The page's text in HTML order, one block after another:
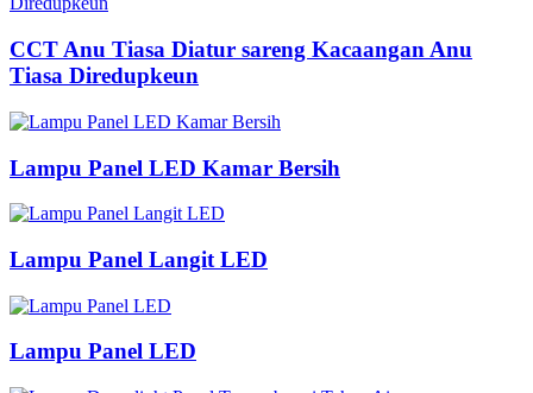
CCT Anu Tiasa Diatur sareng Kacaangan Anu
Tiasa Diredupkeun
Lampu Panel LED Kamar Bersih
Lampu Panel Langit LED
Lampu Panel LED